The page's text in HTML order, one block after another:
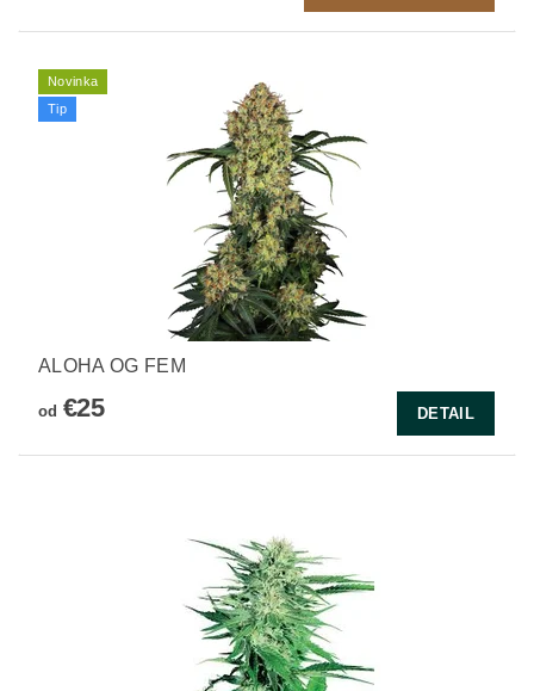
Novinka
Tip
ALOHA OG FEM
od €25 DETAIL